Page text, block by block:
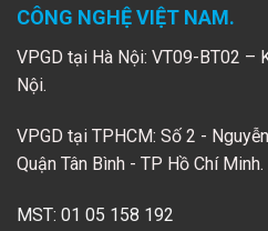
CÔNG NGHỆ VIỆT NAM.
VPGD tại Hà Nội: VT09-BT02 –
Nội.
VPGD tại TPHCM: Số 2 -
Quận Tân Bình - TP Hồ Chí Minh.
MST: 01 05 158 192